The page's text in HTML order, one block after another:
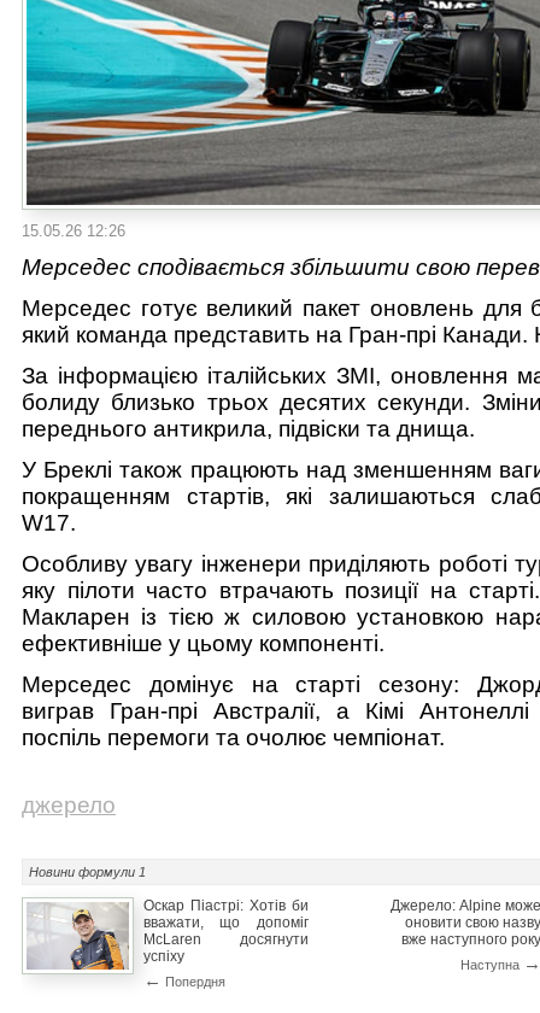
15.05.26 12:26
Мерседес сподівається збільшити свою
Мерседес готує великий пакет оновлень для
який команда представить на Гран-прі Канади.
За інформацією італійських ЗМІ, оновлення
болиду близько трьох десятих секунди.
переднього антикрила, підвіски та днища.
У Бреклі також працюють над зменшенням
покращенням стартів, які залишаються
W17.
Особливу увагу інженери приділяють роботі
яку пілоти часто втрачають позиції на
Макларен із тією ж силовою установкою
ефективніше у цьому компоненті.
Мерседес домінує на старті сезону:
виграв Гран-прі Австралії, а Кімі
поспіль перемоги та очолює чемпіонат.
джерело
Новини формули 1
Оскар Піастрі: Хотів би
вважати, що допоміг
McLaren досягнути
успіху
← Попердня
Джерело: Alpine може
оновити свою назву
вже наступного року
Наступна →